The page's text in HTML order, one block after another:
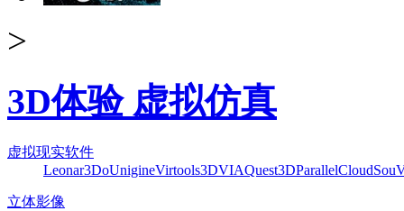
>
3D体验 虚拟仿真
虚拟现实软件
Leonar3DoUnigineVirtools3DVIAQuest3DParallelCloud
立体影像